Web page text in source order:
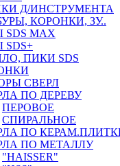
Д/ИНСТРУМЕНТА
КОРОНКИ, ЗУ..
SDS MAX
SDS+
ПИКИ SDS
СВЕРЛ
ПО ДЕРЕВУ
ПЕРОВОЕ
СПИРАЛЬНОЕ
ПО
ПО МЕТАЛЛУ
"HAISSER"